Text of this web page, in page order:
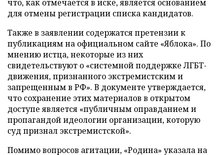
что, как отмечается в иске, является основанием
для отмены регистрации списка кандидатов.
Также в заявлении содержатся претензии к
публикациям на официальном сайте «Яблока». По
мнению истца, некоторые из них
свидетельствуют о «системной поддержке ЛГБТ-
движения, признанного экстремистским и
запрещенным в РФ». В документе утверждается,
что сохранение этих материалов в открытом
доступе является «публичным оправданием и
пропагандой идеологии организации, которую
суд признал экстремистской».
Помимо вопросов агитации, «Родина» указала на